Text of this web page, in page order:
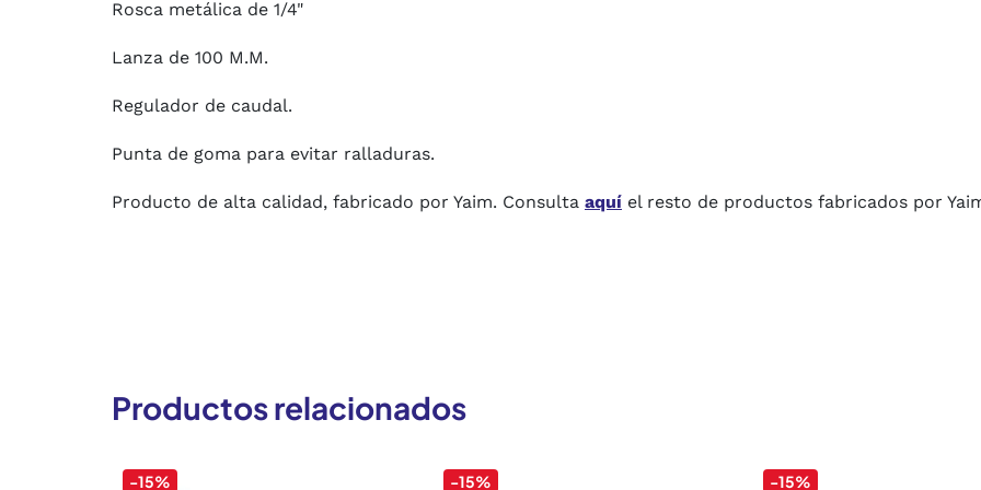
Rosca metálica de 1/4"
Lanza de 100 M.M.
Regulador de caudal.
Punta de goma para evitar ralladuras.
Producto de alta calidad, fabricado por Yaim. Consulta aquí el resto de productos fabricados por
Productos relacionados
-15% -15% -15%